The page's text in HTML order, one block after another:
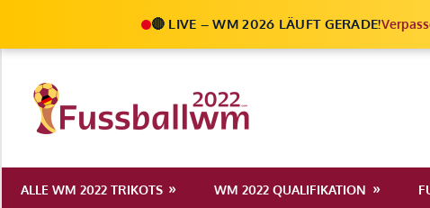
🔴 LIVE – WM 2026 LÄUFT GERADE!
springen
zur
ALLE WM 2022 TRIKOTS WM 2022 QUALIFIKATION